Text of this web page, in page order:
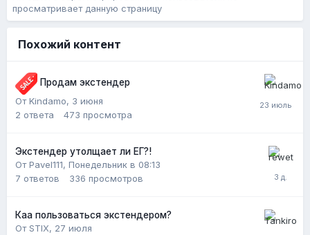
просматривает данную страницу
Похожий контент
Продам экстендер
От Kindamo, 3 июня
2 ответа 473 просмотра
Экстендер утолщает ли ЕГ?!
От Pavel111, Понедельник в 08:13
7 ответов 336 просмотров
Каа пользоваться экстендером?
От STIX, 27 июля